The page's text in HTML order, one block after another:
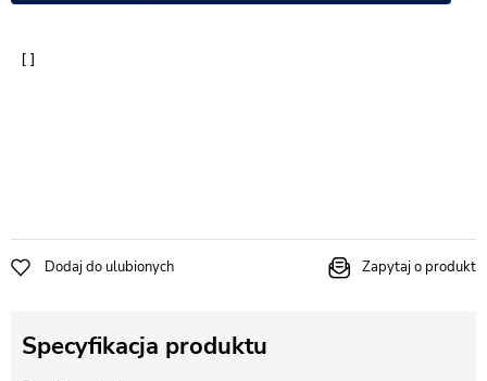
Dodaj do ulubionych Zapytaj o produkt
Specyfikacja produktu